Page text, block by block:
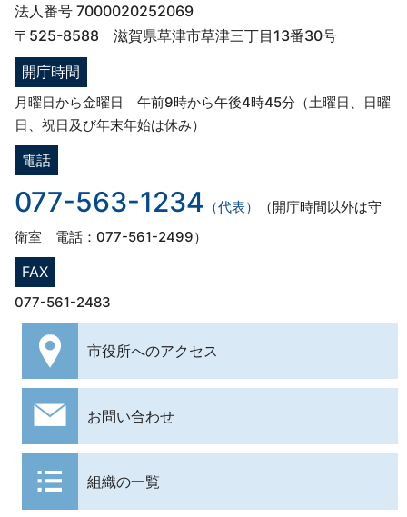
法人番号 7000020252069
〒525-8588 滋賀県草津市草津三丁目13番30号
開庁時間
月曜日から金曜日 午前9時から午後4時45分（土曜日、日曜
日、祝日及び年末年始は休み）
電話
077-563-1234 （代表）
（開庁時間以外は守
衛室 電話：077-561-2499）
FAX
077-561-2483
市役所へのアクセス
お問い合わせ
組織の一覧